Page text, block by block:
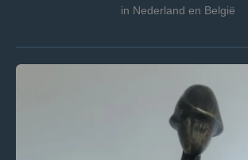
in Nederland en België